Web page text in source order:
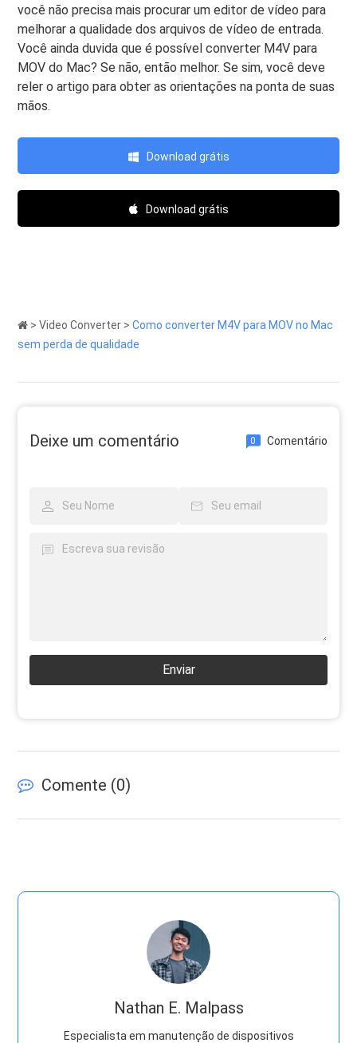
você não precisa mais procurar um editor de vídeo para
melhorar a qualidade dos arquivos de vídeo de entrada.
Você ainda duvida que é possível converter M4V para
MOV do Mac? Se não, então melhor. Se sim, você deve
reler o artigo para obter as orientações na ponta de suas
mãos.
Download grátis
Download grátis
>Video Converter >Como converter M4V para MOV no Mac
sem perda de qualidade
Deixe um comentário 0 Comentário
Enviar
Comente (0)
Nathan E. Malpass
Especialista em manutenção de dispositivos